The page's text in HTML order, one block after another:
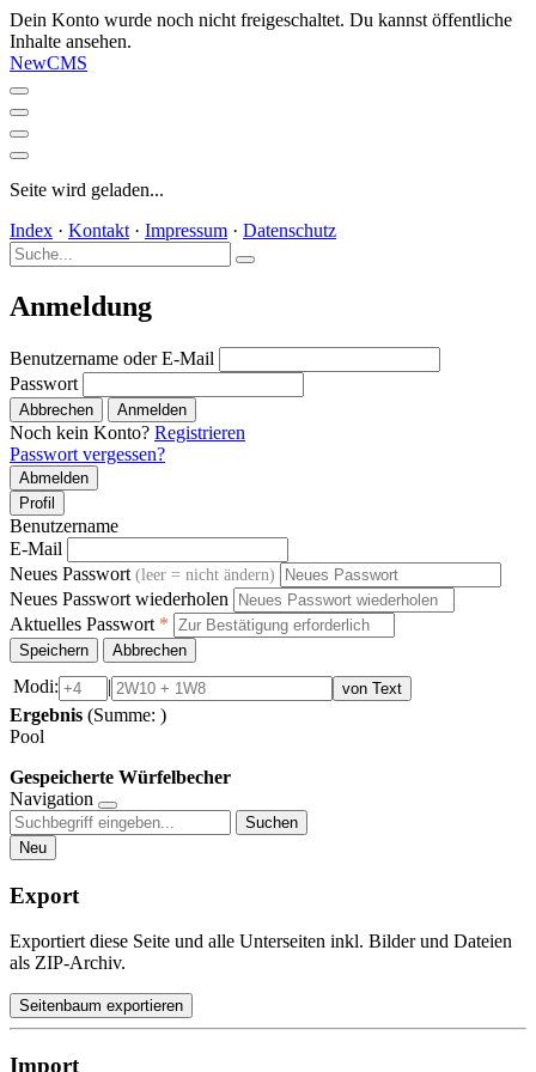
Dein Konto wurde noch nicht freigeschaltet. Du kannst öffentliche
Inhalte ansehen.
NewCMS
Seite wird geladen...
Index · Kontakt · Impressum · Datenschutz
Anmeldung
Benutzername oder E-Mail
Passwort
Abbrechen Anmelden
Noch kein Konto? Registrieren
Passwort vergessen?
Abmelden
Profil
Benutzername
E-Mail
Neues Passwort (leer = nicht ändern)
Neues Passwort wiederholen
Aktuelles Passwort *
Speichern Abbrechen
Modi: | von Text
Ergebnis (Summe: )
Pool
Gespeicherte Würfelbecher
Navigation
Suchen
Neu
Export
Exportiert diese Seite und alle Unterseiten inkl. Bilder und Dateien
als ZIP-Archiv.
Seitenbaum exportieren
Import